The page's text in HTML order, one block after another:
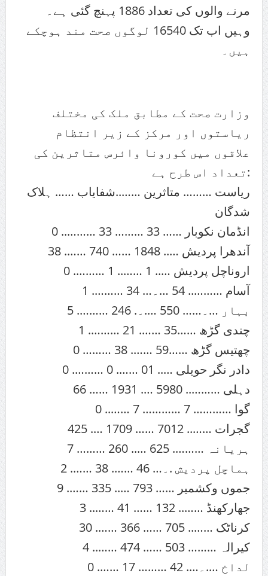
مرنے والوں کی تعداد 1886 پہنچ گئی ہے۔
وہیں اب تک 16540 لوگوں صحت مند ہوچکے
ہیں۔
وزارت صحت کے مطابق ملک کی مختلف
ریاستوں اور مرکز کے زیر انتظام
علاقوں میں کورونا وائرس متاثرین کی
تعداد اس طرح ہے:
ریاست ……… متاثرین ……..شفایاب …… ہلاک
شدگان
انڈمان نکوبار …… 33 ……… 33 ……….. 0
آندھرا پردیش ….. 1848 …… 740 ……. 38
اروناچل پردیش ….. 1 …….. 1 ………. 0
آسام ……….. 54 …۔… 34 ………. 1
بہار …۔…… 550 ….۔. 246 ………. 5
چندی گڑھ ……35 ……. 21 ………. 1
چھتیس گڑھ ……59 ……. 38 ……… 0
دادر نگر حویلی ….. 01 ……. 0 ………. 0
دہلی ……….. 5980 …. 1931 …… 66
گوا ………… 7 ………… 7 …….. 0
گجرات …….. 7012 …… 1709 …. 425
ہریانہ ………. 625 ….. 260 ……… 7
ہماچل پردیش .۔… 46 ……. 38 ……. 2
جموں وکشمیر …… 793 ….. 335 ……. 9
جھارکھنڈ …….. 132 …… 41 …….. 3
کرناٹک …….. 705 …… 366 ……. 30
کیرالہ ……… 503 …… 474 …….. 4
لداخ ….۔…. 42 ……… 17 ……. 0